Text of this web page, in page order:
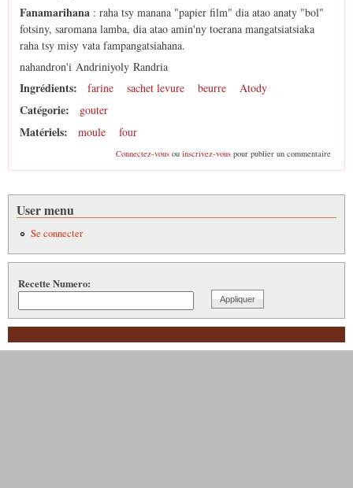
Fanamarihana : raha tsy manana "papier film" dia atao anaty "bol"
fotsiny, saromana lamba, dia atao amin'ny toerana mangatsiatsiaka
raha tsy misy vata fampangatsiahana.
nahandron'i ‪‎Andriniyoly‬ Randria
Ingrédients: farine sachet levure beurre Atody
Catégorie: gouter
Matériels: moule four
Connectez-vousou inscrivez-vouspour publier un commentaire
User menu
Se connecter
Recette Numero: